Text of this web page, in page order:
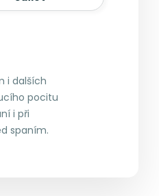
i dalších
pocitu
i při
spaním.